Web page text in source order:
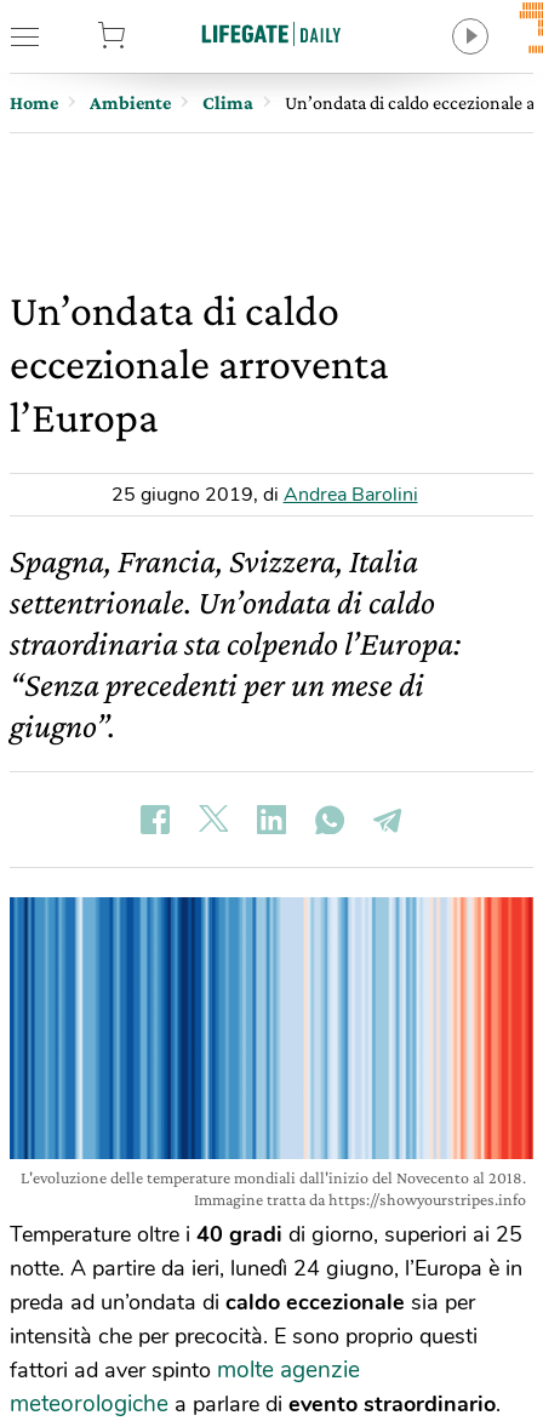
Home Ambiente Clima Un’ondata di caldo eccezionale
Un’ondata di caldo
eccezionale arroventa
l’Europa
25 giugno 2019, di Andrea Barolini
Spagna, Francia, Svizzera, Italia
settentrionale. Un’ondata di caldo
straordinaria sta colpendo l’Europa:
“Senza precedenti per un mese di
giugno”.
L'evoluzione delle temperature mondiali dall'inizio del Novecento al 2018.
Immagine tratta da https://showyourstripes.info
Temperature oltre i 40 gradi di giorno, superiori ai 25
notte. A partire da ieri, lunedì 24 giugno, l’Europa è in
preda ad un’ondata di caldo eccezionale sia per
intensità che per precocità. E sono proprio questi
fattori ad aver spinto molte agenzie
meteorologiche a parlare di evento straordinario.